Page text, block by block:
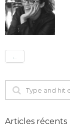
←
Articles récents